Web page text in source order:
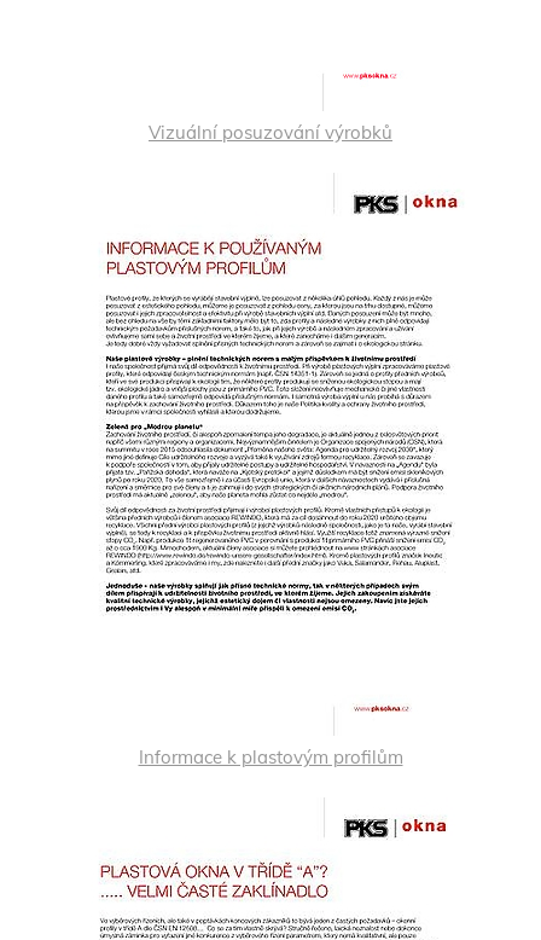
Vizuální posuzování výrobků
Informace k plastovým profilům